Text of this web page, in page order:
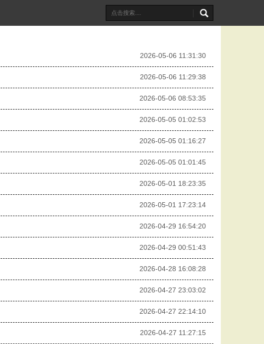
2026-05-06 11:31:30
2026-05-06 11:29:38
2026-05-06 08:53:35
2026-05-05 01:02:53
2026-05-05 01:16:27
2026-05-05 01:01:45
2026-05-01 18:23:35
2026-05-01 17:23:14
2026-04-29 16:54:20
2026-04-29 00:51:43
2026-04-28 16:08:28
2026-04-27 23:03:02
2026-04-27 22:14:10
2026-04-27 11:27:15